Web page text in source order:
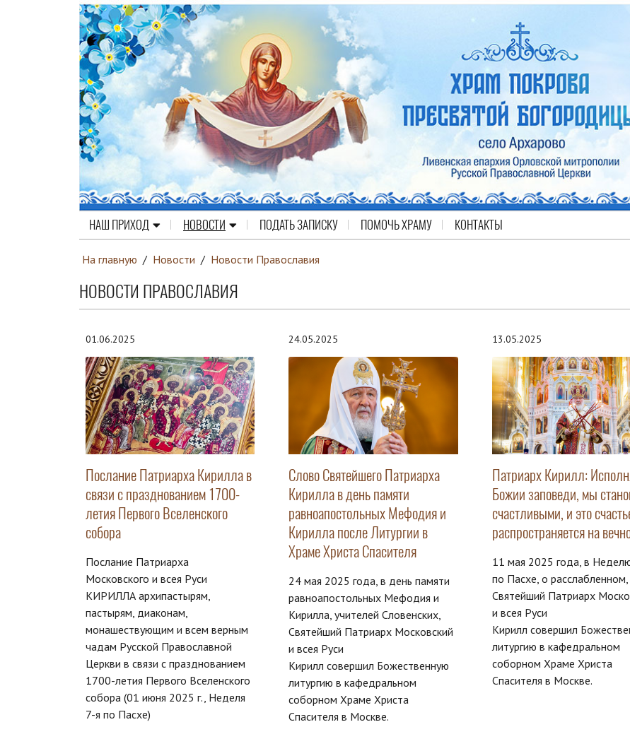
НАШ ПРИХОД НОВОСТИ ПОДАТЬ ЗАПИСКУ ПОМОЧЬ ХРАМУ КОНТАКТЫ
На главную / Новости / Новости Православия
НОВОСТИ ПРАВОСЛАВИЯ
01.06.2025
Послание Патриарха Кирилла в
связи с празднованием 1700-
летия Первого Вселенского
собора
Послание Патриарха
Московского и всея Руси
КИРИЛЛА архипастырям,
пастырям, диаконам,
монашествующим и всем верным
чадам Русской Православной
Церкви в связи с празднованием
1700-летия Первого Вселенского
собора (01 июня 2025 г., Неделя
7-я по Пасхе)
24.05.2025
Слово Святейшего Патриарха
Кирилла в день памяти
равноапостольных Мефодия и
Кирилла после Литургии в
Храме Христа Спасителя
24 мая 2025 года, в день памяти
равноапостольных Мефодия и
Кирилла, учителей Словенских,
Святейший Патриарх Московский
и всея Руси
Кирилл совершил Божественную
литургию в кафедральном
соборном Храме Христа
Спасителя в Москве.
13.05.2025
Патриарх Кирилл:
Божии заповеди, мы
счастливыми, и это
распространяется на
11 мая 2025 года, в
по Пасхе, о расслабленном,
Святейший Патриарх
и всея Руси
Кирилл совершил
литургию в кафедральном
соборном Храме Христа
Спасителя в Москве.